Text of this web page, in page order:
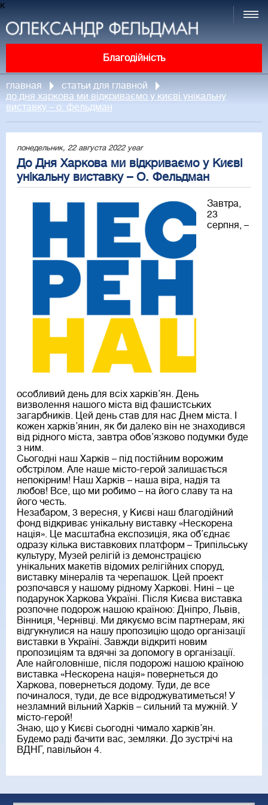
к
Благодійність
главная
статьи для главной
до дня харкова ми відкриваємо у києві унікальну
виставку – о. фельдман
понедельник, 22 августа 2022 year
До Дня Харкова ми відкриваємо у Києві
унікальну виставку – О. Фельдман
Завтра,
23
серпня, –
особливий день для всіх харків’ян. День
визволення нашого міста від фашистських
загарбників. Цей день став для нас Днем міста. І
кожен харків’янин, як би далеко він не знаходився
від рідного міста, завтра обов’язково подумки буде
з ним.
Сьогодні наш Харків – під постійним ворожим
обстрілом. Але наше місто-герой залишається
непокірним! Наш Харків – наша віра, надія та
любов! Все, що ми робимо – на його славу та на
його честь.
Незабаром, 3 вересня, у Києві наш благодійний
фонд відкриває унікальну виставку «Нескорена
нація». Це масштабна експозиція, яка об’єднає
одразу кілька виставкових платформ – Трипільську
культуру, Музей релігій із демонстрацією
унікальних макетів відомих релігійних споруд,
виставку мінералів та черепашок. Цей проект
розпочався у нашому рідному Харкові. Нині – це
подарунок Харкова Україні. Після Києва виставка
розпочне подорож нашою країною: Дніпро, Львів,
Вінниця, Чернівці. Ми дякуємо всім партнерам, які
відгукнулися на нашу пропозицію щодо організації
виставки в Україні. Завжди відкриті новим
пропозиціям та вдячні за допомогу в організації.
Але найголовніше, після подорожі нашою країною
виставка «Нескорена нація» повернеться до
Харкова, повернеться додому. Туди, де все
починалося, туди, де все відроджуватиметься! У
незламний вільний Харків – сильний та мужній. У
місто-герой!
Знаю, що у Києві сьогодні чимало харків’ян.
Будемо раді бачити вас, земляки. До зустрічі на
ВДНГ, павільйон 4.